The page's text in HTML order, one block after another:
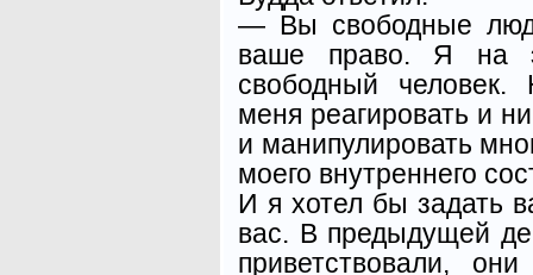
— Вы свободные
ваше право. Я на
свободный
меня реагировать и
и манипулировать
моего внутреннего
И я хотел бы задать
вас. В предыдущей
приветствовали,